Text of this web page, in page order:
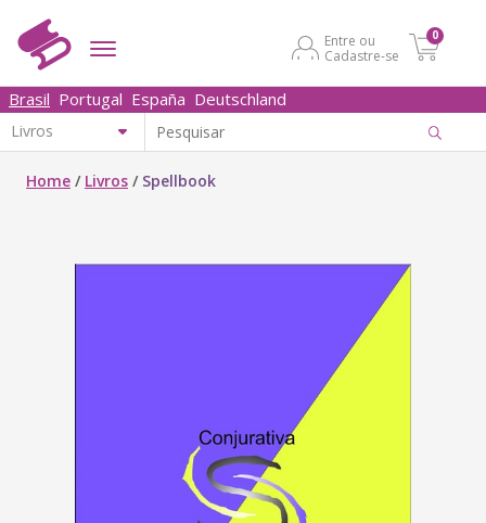
Entre ou
Cadastre-se
0
Brasil Portugal España Deutschland
Home / Livros / Spellbook